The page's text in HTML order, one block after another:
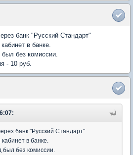
банк "Русский Стандарт"
в банке.
без комиссии.
- 10 руб.
банк "Русский Стандарт"
в банке.
без комиссии.